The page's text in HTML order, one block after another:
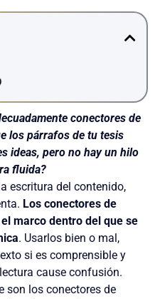
conectores de
los párrafos de tu tesis
ideas, pero no hay un hilo
fluida?
escritura del contenido,
Los conectores de
marco dentro del que se
. Usarlos bien o mal,
si es comprensible y
cause confusión.
son los conectores de